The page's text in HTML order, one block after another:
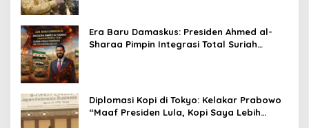
Era Baru Damaskus: Presiden Ahmed al-
Sharaa Pimpin Integrasi Total Suriah
Diplomasi Kopi di Tokyo: Kelakar Prabowo
“Maaf Presiden Lula, Kopi Saya Lebih